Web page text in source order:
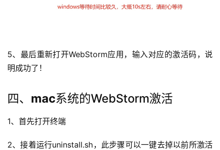
5、最后重新打开WebStorm应用，输入对应的激活码，说
明成功了！
四、 mac系统的WebStorm激活
1、首先打开终端
2、接着运行uninstall.sh，此步骤可以一键去掉以前所激活